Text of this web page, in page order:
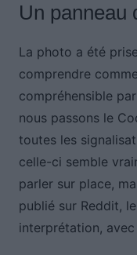
Un panneau
La photo a été
comprendre
compréhensible
nous passons le
toutes les
celle-ci semble
parler sur place,
publié sur Reddit,
interprétation, avec